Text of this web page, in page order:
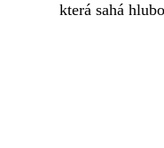
která sahá